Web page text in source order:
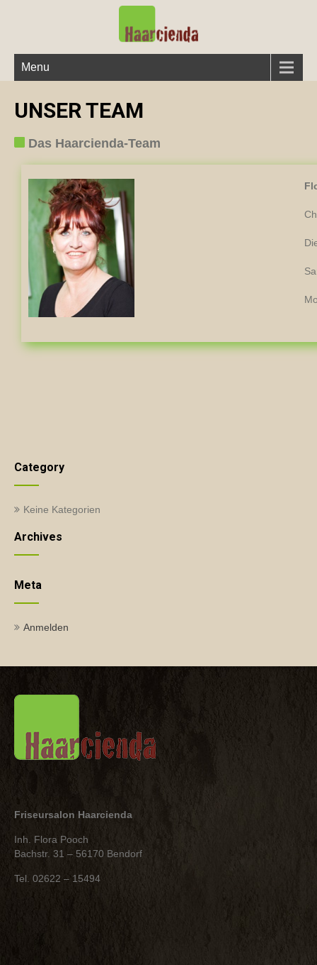
Menu
UNSER TEAM
Das Haarcienda-Team
Category
Keine Kategorien
Archives
Meta
Anmelden
Friseursalon Haarcienda
Inh. Flora Pooch
Bachstr. 31 – 56170 Bendorf
Tel. 02622 – 15494